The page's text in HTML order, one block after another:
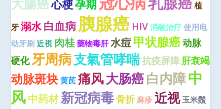
心梗孕期
植
牙 溺水白血病胰腺癌 HIV 消融治疗 使用电
动牙刷 近視 肉桂 藥物毒肝水痘甲状腺癌动脉
硬化牙周病支氣管哮喘抗疫屏障肝衰竭
动脉斑块 黄芪 痛风大肠癌白内障中
风中药材新冠病毒骨折 麻疹 近视玉米鬚